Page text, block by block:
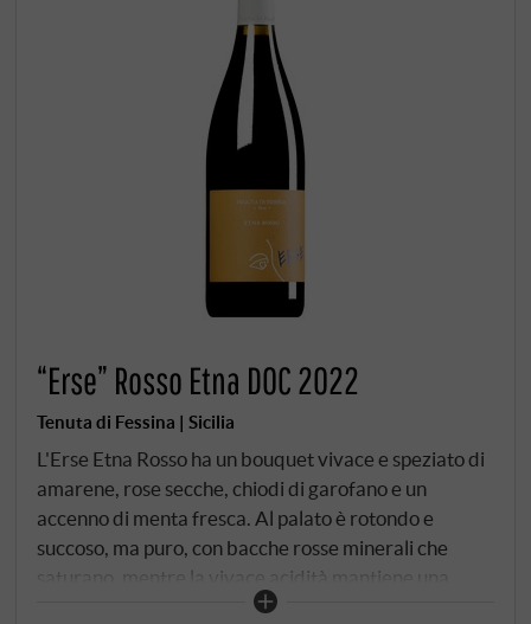
“Erse” Rosso Etna DOC 2022
Tenuta di Fessina | Sicilia
L'Erse Etna Rosso ha un bouquet vivace e speziato di
amarene, rose secche, chiodi di garofano e un
accenno di menta fresca. Al palato è rotondo e
succoso, ma puro, con bacche rosse minerali che
saturano, mentre la vivace acidità mantiene una
fantastica freschezza. Una sottile patina di tannini